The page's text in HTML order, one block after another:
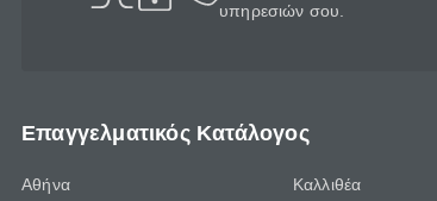
υπηρεσιών σου.
Επαγγελματικός Κατάλογος
Αθήνα
Καλλιθέα